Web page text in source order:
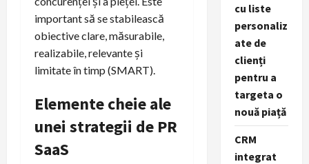
important să se stabilească
obiective clare, măsurabile,
realizabile, relevante și
limitate în timp (SMART).
Elemente cheie ale
unei strategii de PR
SaaS
cu liste
personaliz
ate de
clienți
pentru a
targeta o
nouă piață
CRM
integrat